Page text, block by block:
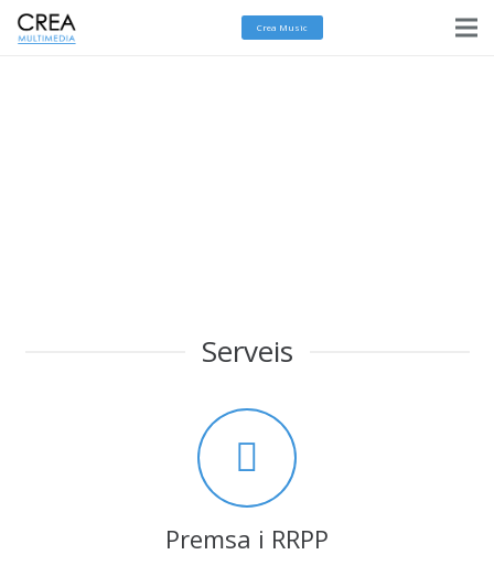
Crea Music
Serveis
Premsa i RRPP